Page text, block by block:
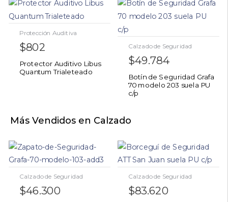
Protección Auditiva
$802
Protector Auditivo Libus
Quantum Trialeteado
Calzado de Seguridad
$49.784
Botín de Seguridad Grafa
70 modelo 203 suela PU
c/p
Más Vendidos en Calzado
Calzado de Seguridad
$46.300
Calzado de Seguridad
$83.620